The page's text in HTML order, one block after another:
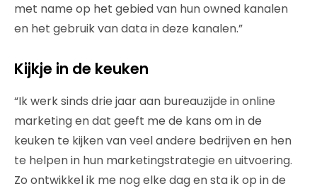
met name op het gebied van hun owned kanalen
en het gebruik van data in deze kanalen.”
Kijkje in de keuken
“Ik werk sinds drie jaar aan bureauzijde in online
marketing en dat geeft me de kans om in de
keuken te kijken van veel andere bedrijven en hen
te helpen in hun marketingstrategie en uitvoering.
Zo ontwikkel ik me nog elke dag en sta ik op in de